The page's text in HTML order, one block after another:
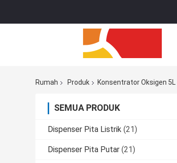
Rumah Produk Konsentrator Oksigen 5L
SEMUA PRODUK
Dispenser Pita Listrik (21)
Dispenser Pita Putar (21)